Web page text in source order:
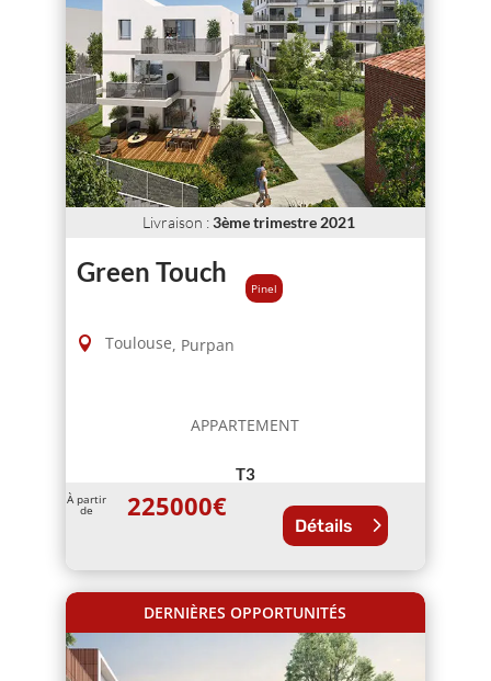
Livraison :3ème trimestre 2021
Green Touch
Pinel
Toulouse, Purpan
APPARTEMENT
T3
À partir
de 225000€
Détails
DERNIÈRES OPPORTUNITÉS